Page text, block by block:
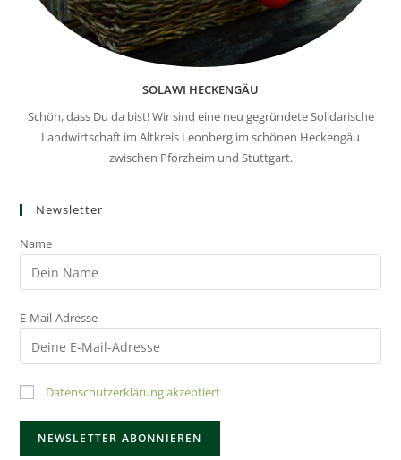
SOLAWI HECKENGÄU
Schön, dass Du da bist! Wir sind eine neu gegründete Solidarische
Landwirtschaft im Altkreis Leonberg im schönen Heckengäu
zwischen Pforzheim und Stuttgart.
Newsletter
Name
E-Mail-Adresse
Datenschutzerklärung akzeptiert